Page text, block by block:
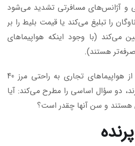
و آژانس‌های مسافرتی تشدید می‌شود
را تبلیغ می‌کند یا قیمت بلیط را بر
می‌کند (با وجود اینکه هواپیماهای
هستند).
با توجه به اینکه برخی از هواپیماهای تجاری به راحتی مرز 40
دو سؤال اساسی را مطرح می‌کند: آیا
هستند و سن آنها چقدر است؟